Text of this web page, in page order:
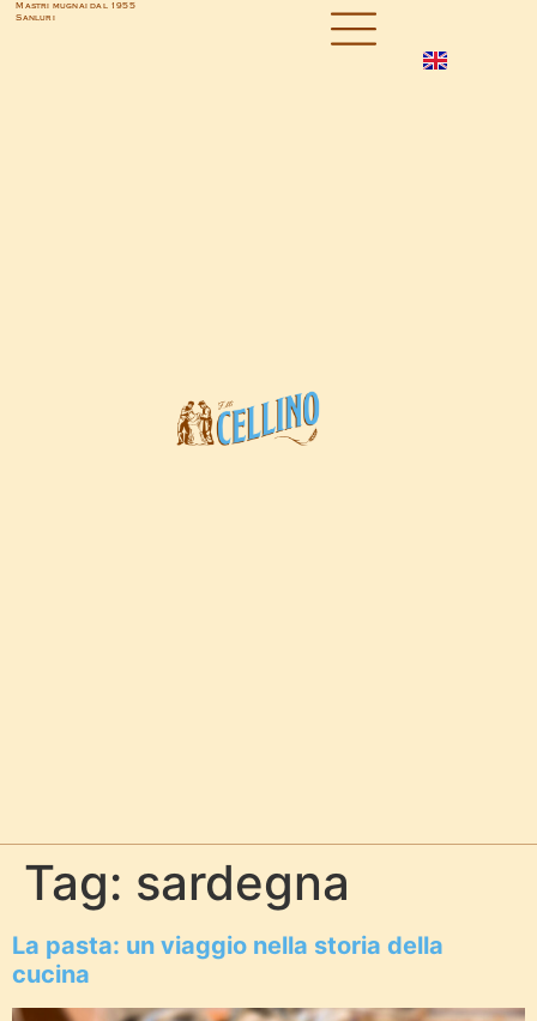
Mastri mugnai dal 1955
Sanluri
Tag: sardegna
La pasta: un viaggio nella storia della
cucina